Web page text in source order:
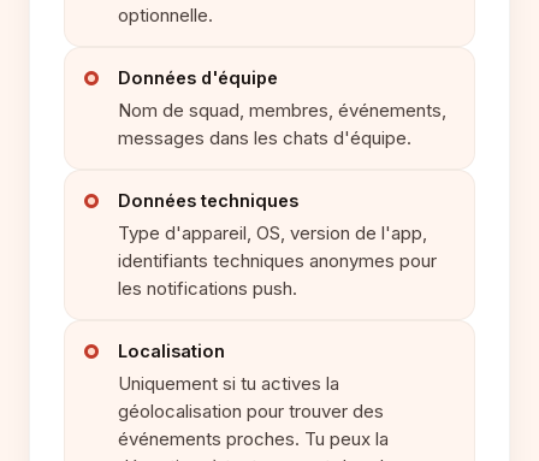
optionnelle.
Données d'équipe
Nom de squad, membres, événements,
messages dans les chats d'équipe.
Données techniques
Type d'appareil, OS, version de l'app,
identifiants techniques anonymes pour
les notifications push.
Localisation
Uniquement si tu actives la
géolocalisation pour trouver des
événements proches. Tu peux la